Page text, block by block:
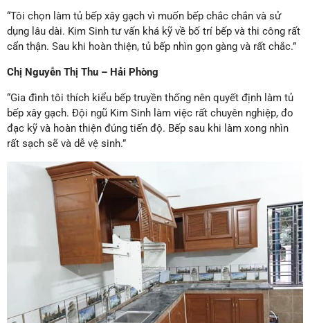
“Tôi chọn làm tủ bếp xây gạch vì muốn bếp chắc chắn và sử
dụng lâu dài. Kim Sinh tư vấn khá kỹ về bố trí bếp và thi công rất
cẩn thận. Sau khi hoàn thiện, tủ bếp nhìn gọn gàng và rất chắc.”
Chị Nguyễn Thị Thu – Hải Phòng
“Gia đình tôi thích kiểu bếp truyền thống nên quyết định làm tủ
bếp xây gạch. Đội ngũ Kim Sinh làm việc rất chuyên nghiệp, đo
đạc kỹ và hoàn thiện đúng tiến độ. Bếp sau khi làm xong nhìn
rất sạch sẽ và dễ vệ sinh.”